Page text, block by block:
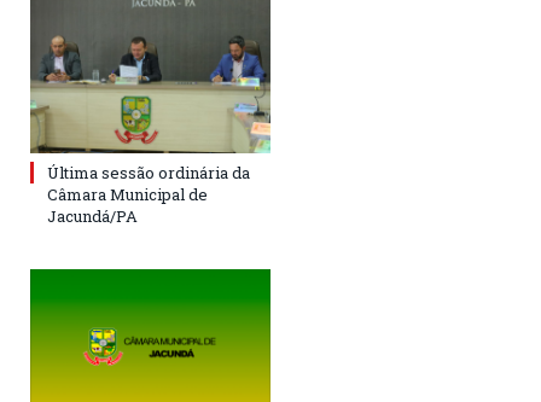
Última sessão ordinária da
Câmara Municipal de
Jacundá/PA